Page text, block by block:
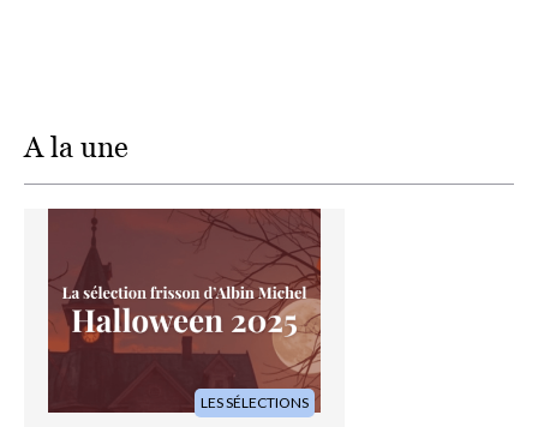
A la une
Image
LES SÉLECTIONS